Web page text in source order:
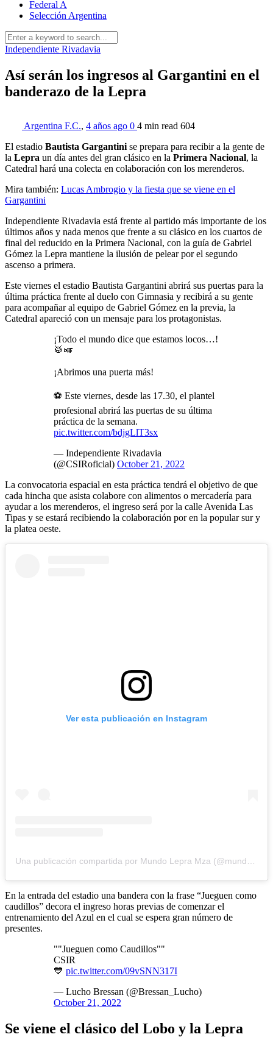
Federal A
Selección Argentina
Independiente Rivadavia
Así serán los ingresos al Gargantini en el
banderazo de la Lepra
Argentina F.C., 4 años ago 0 4 min read 604
El estadio Bautista Gargantini se prepara para recibir a la gente de
la Lepra un día antes del gran clásico en la Primera Nacional, la
Catedral hará una colecta en colaboración con los merenderos.
Mira también: Lucas Ambrogio y la fiesta que se viene en el
Gargantini
Independiente Rivadavia está frente al partido más importante de los
últimos años y nada menos que frente a su clásico en los cuartos de
final del reducido en la Primera Nacional, con la guía de Gabriel
Gómez la Lepra mantiene la ilusión de pelear por el segundo
ascenso a primera.
Este viernes el estadio Bautista Gargantini abrirá sus puertas para la
última práctica frente al duelo con Gimnasia y recibirá a su gente
para acompañar al equipo de Gabriel Gómez en la previa, la
Catedral apareció con un mensaje para los protagonistas.
¡Todo el mundo dice que estamos locos…!
🥁🎺
¡Abrimos una puerta más!
⚽️ Este viernes, desde las 17.30, el plantel
profesional abrirá las puertas de su última
práctica de la semana.
pic.twitter.com/bdjgLlT3sx
— Independiente Rivadavia
(@CSIRoficial) October 21, 2022
La convocatoria espacial en esta práctica tendrá el objetivo de que
cada hincha que asista colabore con alimentos o mercadería para
ayudar a los merenderos, el ingreso será por la calle Avenida Las
Tipas y se estará recibiendo la colaboración por en la popular sur y
la platea oeste.
Ver esta publicación en Instagram
En la entrada del estadio una bandera con la frase “Jueguen como
caudillos” decora el ingreso horas previas de comenzar el
entrenamiento del Azul en el cual se espera gran número de
presentes.
""Jueguen como Caudillos""
CSIR
💙 pic.twitter.com/09vSNN317I
— Lucho Bressan (@Bressan_Lucho)
October 21, 2022
Se viene el clásico del Lobo y la Lepra